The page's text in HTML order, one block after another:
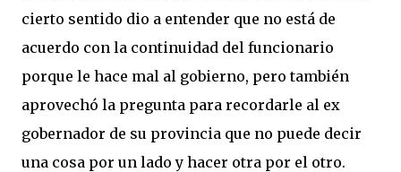
cierto sentido dio a entender que no está de
acuerdo con la continuidad del funcionario
porque le hace mal al gobierno, pero también
aprovechó la pregunta para recordarle al ex
gobernador de su provincia que no puede decir
una cosa por un lado y hacer otra por el otro.